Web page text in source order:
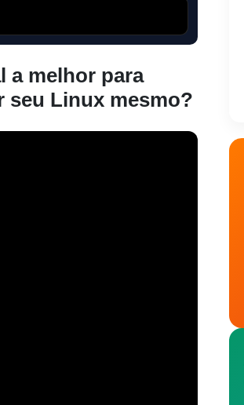
a melhor para
seu Linux mesmo?